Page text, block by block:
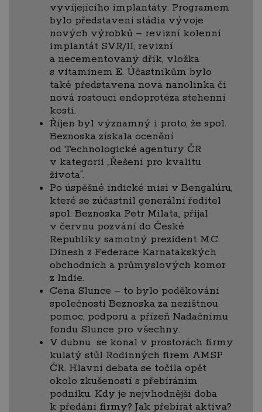
vyvíjejícího implantáty. Programem
bylo představení stádia vývoje
nových výrobků – revizní kolenní
implantát SVR/II, revizní
a necementovaný dřík, vložka
s vitaminem E. Účastníkům bylo
také představena nová nanolinka či
nová rostoucí endoprotéza stehenní
kosti.
Říjen byl významný i proto, že spol.
Beznoska získala ocenění
od Technologické agentury ČR
v kategorii „Řešení pro kvalitu
života“.
Po úspěšné indické misi v Bengalúru,
které se zúčastnil generální ředitel
spol. Beznoska Petr Milata, přijal
v červnu pozvání do České
Republiky samotný prezident M.C.
Dinesh z Federace Karnatakských
obchodních a průmyslových komor
z Indie.
Cena Slunce – to bylo poděkování
společnosti Beznoska za nezištnou
pomoc, podporu a přízeň Nadačnímu
fondu Slunce pro všechny.
V dubnu se konal v prostorách firmy
kulatý stůl Rodinných firem AMSP
ČR. Hlavní debata se točila opět
okolo zkušeností s přebíráním
podniku. Kdy je nejvhodnější doba
k předání firmy? Jak přebírat aktiva?